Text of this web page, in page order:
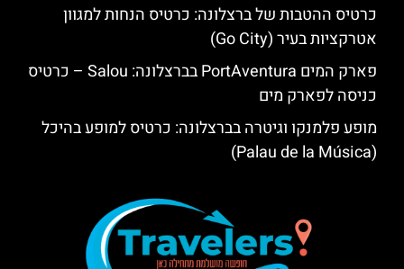
כרטיס ההטבות של ברצלונה: כרטיס הנחות למגוון
אטרקציות בעיר (Go City)
פארק המים PortAventura בברצלונה: Salou – כרטיס
כניסה לפארק מים
מופע פלמנקו וגיטרה בברצלונה: כרטיס למופע בהיכל
(Palau de la Música)